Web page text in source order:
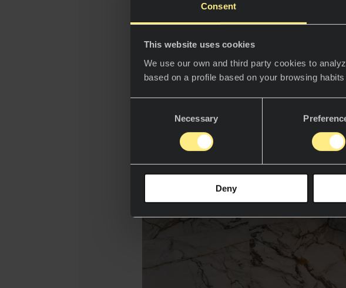
Consent
This website uses cookies
We use our own and third party cookies to
based on a profile based on your browsing
Necessary
Deny